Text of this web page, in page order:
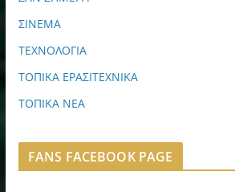
ΣΙΝΕΜΑ
ΤΕΧΝΟΛΟΓΙΑ
ΤΟΠΙΚΑ ΕΡΑΣΙΤΕΧΝΙΚΑ
ΤΟΠΙΚΑ ΝΕΑ
FANS FACEBOOK PAGE